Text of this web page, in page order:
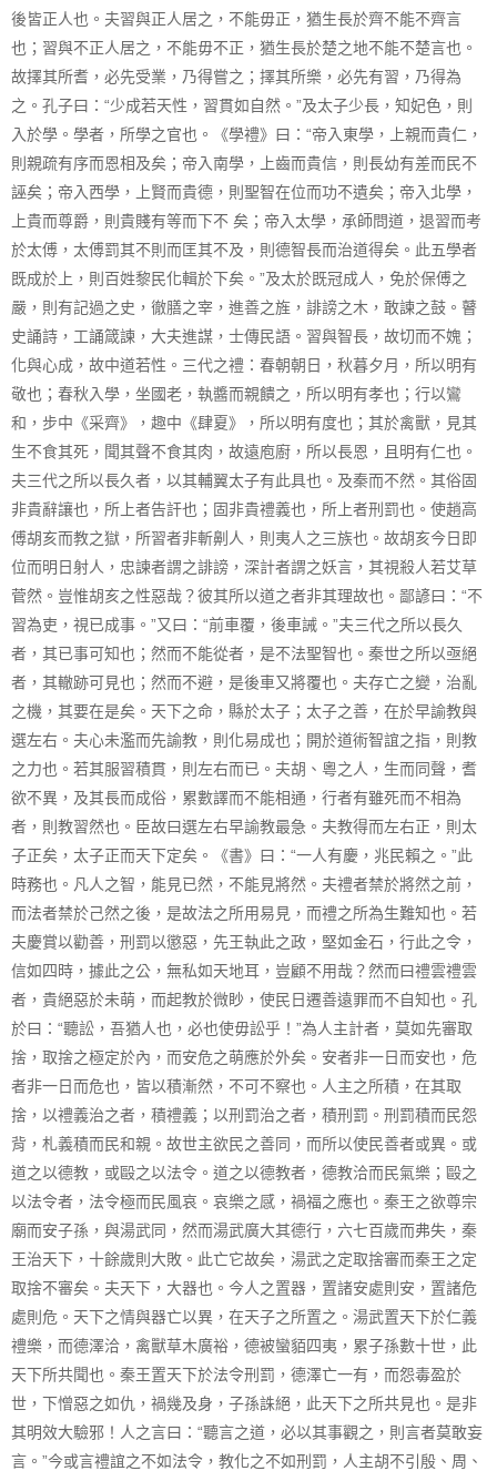
後皆正人也。夫習與正人居之，不能毋正，猶生長於齊不能不齊言
也；習與不正人居之，不能毋不正，猶生長於楚之地不能不楚言也。
故擇其所耆，必先受業，乃得嘗之；擇其所樂，必先有習，乃得為
之。孔子曰：“少成若天性，習貫如自然。”及太子少長，知妃色，則
入於學。學者，所學之官也。《學禮》曰：“帝入東學，上親而貴仁，
則親疏有序而恩相及矣；帝入南學，上齒而貴信，則長幼有差而民不
誣矣；帝入西學，上賢而貴德，則聖智在位而功不遺矣；帝入北學，
上貴而尊爵，則貴賤有等而下不 矣；帝入太學，承師問道，退習而考
於太傅，太傅罰其不則而匡其不及，則德智長而治道得矣。此五學者
既成於上，則百姓黎民化輯於下矣。”及太於既冠成人，免於保傅之
嚴，則有記過之史，徹膳之宰，進善之旌，誹謗之木，敢諫之鼓。瞽
史誦詩，工誦箴諫，大夫進謀，士傳民語。習與智長，故切而不媿；
化與心成，故中道若性。三代之禮：春朝朝日，秋暮夕月，所以明有
敬也；春秋入學，坐國老，執醬而親饋之，所以明有孝也；行以鸞
和，步中《采齊》，趣中《肆夏》，所以明有度也；其於禽獸，見其
生不食其死，聞其聲不食其肉，故遠庖廚，所以長恩，且明有仁也。
夫三代之所以長久者，以其輔翼太子有此具也。及秦而不然。其俗固
非貴辭讓也，所上者告訐也；固非貴禮義也，所上者刑罰也。使趙高
傅胡亥而教之獄，所習者非斬劓人，則夷人之三族也。故胡亥今日即
位而明日射人，忠諫者謂之誹謗，深計者謂之妖言，其視殺人若艾草
菅然。豈惟胡亥之性惡哉？彼其所以道之者非其理故也。鄙諺曰：“不
習為吏，視已成事。”又曰：“前車覆，後車誡。”夫三代之所以長久
者，其已事可知也；然而不能從者，是不法聖智也。秦世之所以亟絕
者，其轍跡可見也；然而不避，是後車又將覆也。夫存亡之變，治亂
之機，其要在是矣。天下之命，縣於太子；太子之善，在於早諭教與
選左右。夫心未濫而先諭教，則化易成也；開於道術智誼之指，則教
之力也。若其服習積貫，則左右而已。夫胡、粵之人，生而同聲，耆
欲不異，及其長而成俗，累數譯而不能相通，行者有雖死而不相為
者，則教習然也。臣故曰選左右早諭教最急。夫教得而左右正，則太
子正矣，太子正而天下定矣。《書》曰：“一人有慶，兆民賴之。”此
時務也。凡人之智，能見已然，不能見將然。夫禮者禁於將然之前，
而法者禁於己然之後，是故法之所用易見，而禮之所為生難知也。若
夫慶賞以勸善，刑罰以懲惡，先王執此之政，堅如金石，行此之令，
信如四時，據此之公，無私如天地耳，豈顧不用哉？然而曰禮雲禮雲
者，貴絕惡於未萌，而起教於微眇，使民日遷善遠罪而不自知也。孔
於曰：“聽訟，吾猶人也，必也使毋訟乎！”為人主計者，莫如先審取
捨，取捨之極定於內，而安危之萌應於外矣。安者非一日而安也，危
者非一日而危也，皆以積漸然，不可不察也。人主之所積，在其取
捨，以禮義治之者，積禮義；以刑罰治之者，積刑罰。刑罰積而民怨
背，札義積而民和親。故世主欲民之善同，而所以使民善者或異。或
道之以德教，或毆之以法令。道之以德教者，德教洽而民氣樂；毆之
以法令者，法令極而民風哀。哀樂之感，禍福之應也。秦王之欲尊宗
廟而安子孫，與湯武同，然而湯武廣大其德行，六七百歲而弗失，秦
王治天下，十餘歲則大敗。此亡它故矣，湯武之定取捨審而秦王之定
取捨不審矣。夫天下，大器也。今人之置器，置諸安處則安，置諸危
處則危。天下之情與器亡以異，在天子之所置之。湯武置天下於仁義
禮樂，而德澤洽，禽獸草木廣裕，德被蠻貊四夷，累子孫數十世，此
天下所共聞也。秦王置天下於法令刑罰，德澤亡一有，而怨毒盈於
世，下憎惡之如仇，禍幾及身，子孫誅絕，此天下之所共見也。是非
其明效大驗邪！人之言曰：“聽言之道，必以其事觀之，則言者莫敢妄
言。”今或言禮誼之不如法令，教化之不如刑罰，人主胡不引殷、周、